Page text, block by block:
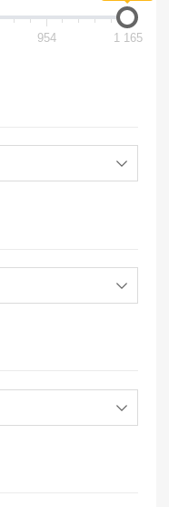
954 1 165